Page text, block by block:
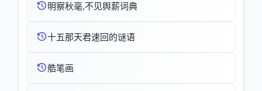
明察秋毫,不见舆薪词典
十五那天君速回的谜语
艁笔画